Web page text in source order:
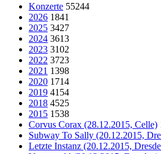
Konzerte 55244
2026 1841
2025 3427
2024 3613
2023 3102
2022 3723
2021 1398
2020 1714
2019 4154
2018 4525
2015 1538
Corvus Corax (28.12.2015, Celle)
Subway To Sally (20.12.2015,
Letzte Instanz (20.12.2015,